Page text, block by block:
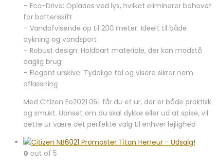
– Eco-Drive: Oplades ved lys, hvilket eliminerer behovet
for batteriskift
– Vandafvisende op til 200 meter: Ideelt til både
dykning og vandsport
– Robust design: Holdbart materiale, der kan modstå
daglig brug
– Elegant urskive: Tydelige tal og visere sikrer nem
aflæsning
Med Citizen Eo2021 05L får du et ur, der er både praktisk
og smukt. Uanset om du skal dykke eller ud at spise, vil
dette ur være det perfekte valg til enhver lejlighed
0 out of 5